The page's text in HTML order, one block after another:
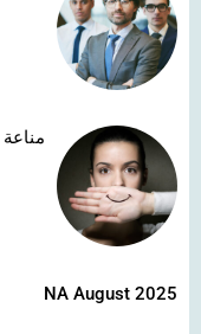
NA August 2025